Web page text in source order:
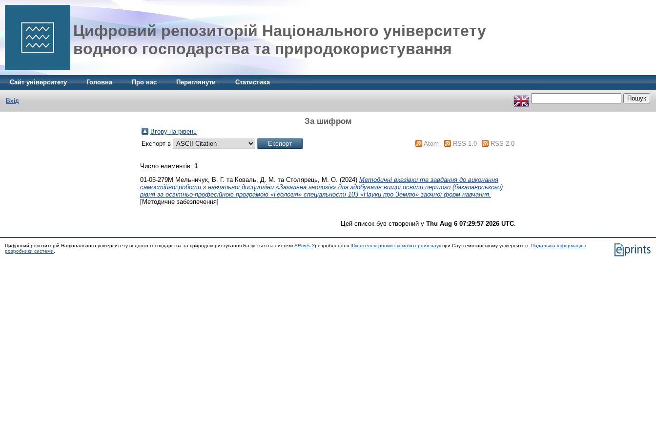
Цифровий репозиторій Національного університету
водного господарства та природокористування
Сайт університету Головна Про нас Переглянути Статистика
Вхід
За шифром
Вгору на рівень
Експорт в
Atom RSS 1.0 RSS 2.0
Число елементів: 1.
01-05-279М Мельничук, В. Г. та Коваль, Д. М. та Столярець, М. О. (2024) Методичні вказівки та завдання до виконання
самостійної роботи з навчальної дисципліни «Загальна геологія» для здобувачів вищої освіти першого (бакалаврського)
рівня за освітньо-професійною програмою «Геологія» спеціальності 103 «Науки про Землю» заочної форм навчання.
[Методичне забезпечення]
Цей список був створений у Thu Aug 6 07:29:57 2026 UTC
Цифровий репозиторій Національного університету водного господарства та природокористування Базується на системі EPrints 3розробленої в Школі електроніки і комп'ютерних наук при Саутгемптонському університеті. Подальша інформація і
розробники системи